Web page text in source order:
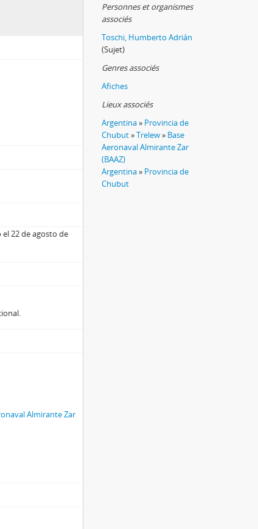
22 de agosto de
Almirante Zar
Personnes et organismes
associés
Toschi, Humberto Adrián
(Sujet)
Genres associés
Afiches
Lieux associés
Argentina» Provincia de
Chubut»Trelew» Base
Aeronaval Almirante Zar
(BAAZ)
Argentina» Provincia de
Chubut